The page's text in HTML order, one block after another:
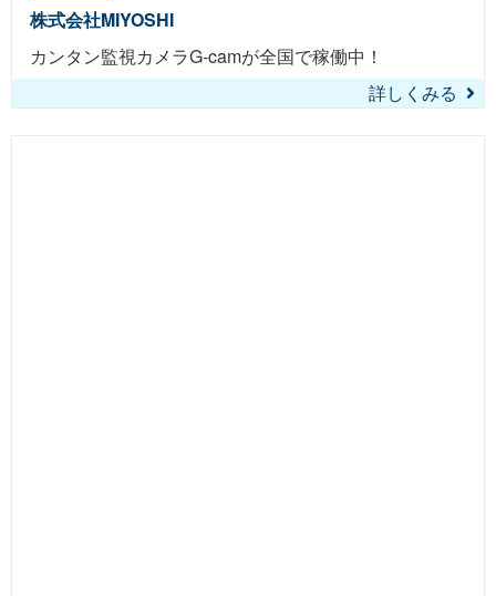
株式会社MIYOSHI
カンタン監視カメラG-camが全国で稼働中！
詳しくみる